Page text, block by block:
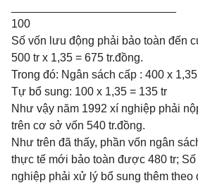
__________________________
100
Số vốn lưu động phải bảo toàn đến
500 tr x 1,35 = 675 tr.đồng.
Trong đó: Ngân sách cấp : 400 x
Tự bổ sung: 100 x 1,35 = 135 tr
Như vậy năm 1992 xí nghiệp phải
trên cơ sở vốn 540 tr.đồng.
Như trên đã thấy, phần vốn ngân
thực tế mới bảo toàn được 480 tr; Số
nghiệp phải xử lý bổ sung thêm theo